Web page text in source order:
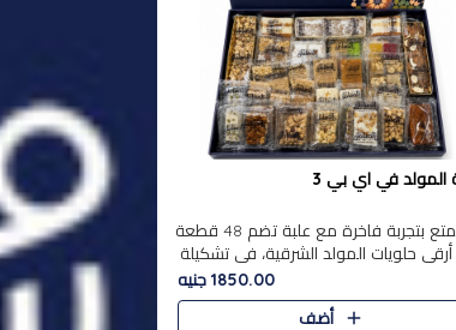
المولد في اي بي 3
استمتع بتجربة فاخرة مع علبة تضم 48 قطعة
حلويات المولد الشرقية، في تشكيلة
بين الأصناف التقليدية الفاخرة
الغنية بالم..
1850.00 جنيه
أضف